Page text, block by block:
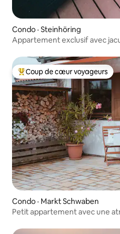
Condo · Steinhöring
Appartement exclusif avec
Coup de cœur voyageurs parmi
Coup de cœur voyageurs
Condo · Markt Schwaben
Petit appartement avec une